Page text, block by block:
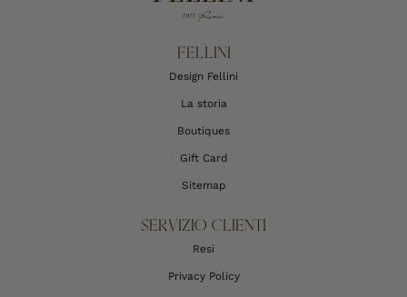
FELLINI
Design Fellini
La storia
Boutiques
Gift Card
Sitemap
SERVIZIO CLIENTI
Resi
Privacy Policy